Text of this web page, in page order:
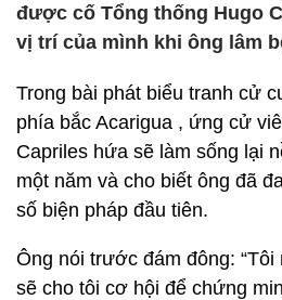
được cố Tổng thống Hugo
vị trí của mình khi ông lâm
Trong bài phát biểu tranh cử
phía bắc Acarigua , ứng cử
Capriles hứa sẽ làm sống lại
một năm và cho biết ông đã
số biện pháp đầu tiên.
Ông nói trước đám đông: “Tôi
sẽ cho tôi cơ hội để chứng